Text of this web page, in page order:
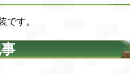
です。